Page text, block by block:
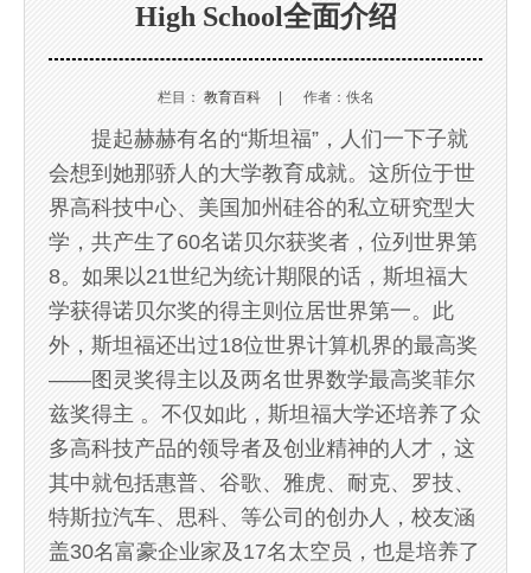
High School全面介绍
栏目： 教育百科| 作者：佚名
提起赫赫有名的“斯坦福”，人们一下子就
会想到她那骄人的大学教育成就。这所位于世
界高科技中心、美国加州硅谷的私立研究型大
学，共产生了60名诺贝尔获奖者，位列世界第
8。如果以21世纪为统计期限的话，斯坦福大
学获得诺贝尔奖的得主则位居世界第一。此
外，斯坦福还出过18位世界计算机界的最高奖
——图灵奖得主以及两名世界数学最高奖菲尔
兹奖得主 。不仅如此，斯坦福大学还培养了众
多高科技产品的领导者及创业精神的人才，这
其中就包括惠普、谷歌、雅虎、耐克、罗技、
特斯拉汽车、思科、等公司的创办人，校友涵
盖30名富豪企业家及17名太空员，也是培养了